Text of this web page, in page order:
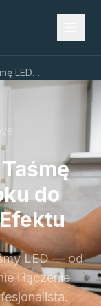
Jak Zamontować Taśmę LED: Krok po Kroku do Profesjonalnego Efektu
do
LED — od
i łączenie